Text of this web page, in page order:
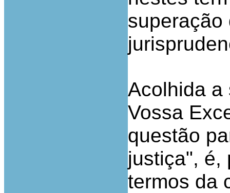
superação
Acolhida a
Vossa
questão
justiça", é,
termos da